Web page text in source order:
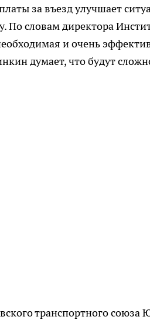
за въезд улучшает
По словам директора
и очень
думает, что будут
транспортного